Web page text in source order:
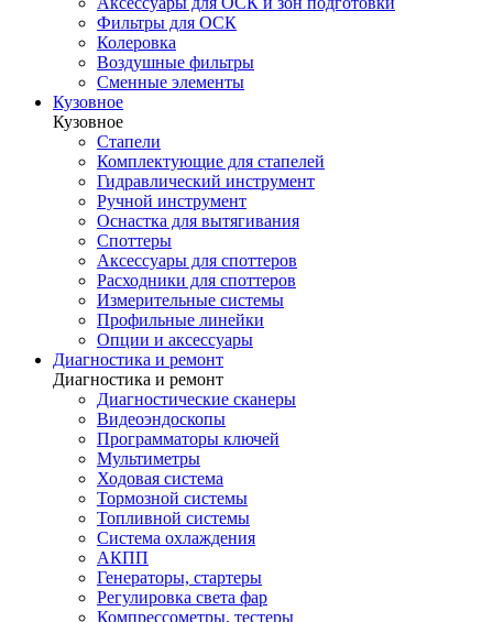
Фильтры для ОСК
Колеровка
Воздушные фильтры
Сменные элементы
Кузовное
Кузовное
Стапели
Комплектующие для стапелей
Гидравлический инструмент
Ручной инструмент
Оснастка для вытягивания
Споттеры
Аксессуары для споттеров
Расходники для споттеров
Измерительные системы
Профильные линейки
Опции и аксессуары
Диагностика и ремонт
Диагностика и ремонт
Диагностические сканеры
Видеоэндоскопы
Программаторы ключей
Мультиметры
Ходовая система
Тормозной системы
Топливной системы
Система охлаждения
АКПП
Генераторы, стартеры
Регулировка света фар
Компрессометры, тестеры